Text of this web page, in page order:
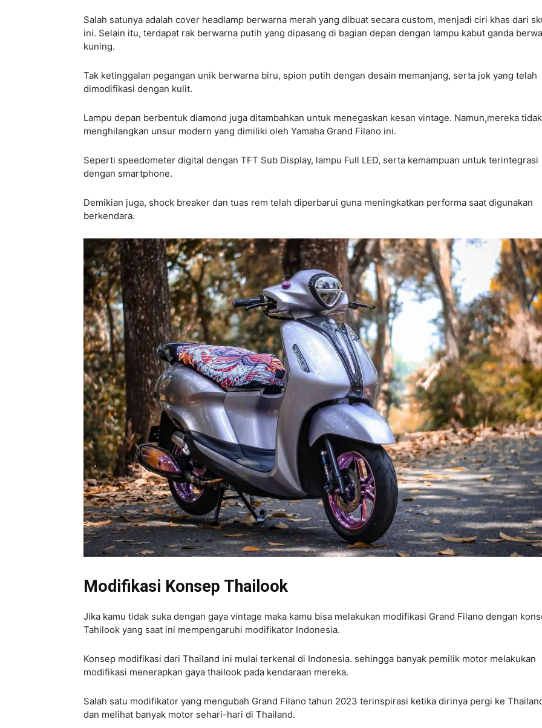
Salah satunya adalah cover headlamp berwarna merah yang dibuat secara custom, menjadi ciri khas dari
ini. Selain itu, terdapat rak berwarna putih yang dipasang di bagian depan dengan lampu kabut ganda
kuning.
Tak ketinggalan pegangan unik berwarna biru, spion putih dengan desain memanjang, serta jok yang telah
dimodifikasi dengan kulit.
Lampu depan berbentuk diamond juga ditambahkan untuk menegaskan kesan vintage. Namun,mereka tidak
menghilangkan unsur modern yang dimiliki oleh Yamaha Grand Filano ini.
Seperti speedometer digital dengan TFT Sub Display, lampu Full LED, serta kemampuan untuk terintegrasi
dengan smartphone.
Demikian juga, shock breaker dan tuas rem telah diperbarui guna meningkatkan performa saat digunakan
berkendara.
Modifikasi Konsep Thailook
Jika kamu tidak suka dengan gaya vintage maka kamu bisa melakukan modifikasi Grand Filano dengan
Tahilook yang saat ini mempengaruhi modifikator Indonesia.
Konsep modifikasi dari Thailand ini mulai terkenal di Indonesia. sehingga banyak pemilik motor melakukan
modifikasi menerapkan gaya thailook pada kendaraan mereka.
Salah satu modifikator yang mengubah Grand Filano tahun 2023 terinspirasi ketika dirinya pergi ke
dan melihat banyak motor sehari-hari di Thailand.